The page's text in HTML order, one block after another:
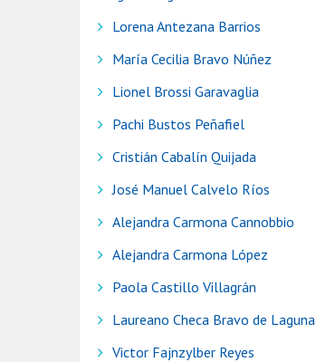
Lorena Antezana Barrios
María Cecilia Bravo Núñez
Lionel Brossi Garavaglia
Pachi Bustos Peñafiel
Cristián Cabalín Quijada
José Manuel Calvelo Ríos
Alejandra Carmona Cannobbio
Alejandra Carmona López
Paola Castillo Villagrán
Laureano Checa Bravo de Laguna
Victor Fajnzylber Reyes